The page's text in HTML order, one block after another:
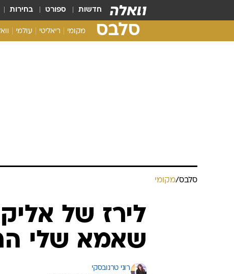
חדשות ספורט בחירות
סלבס מקומי ריאליטי עולמי
סלבס/מקומי
לירז של
שאמא שלי
רוני טרנובסקי